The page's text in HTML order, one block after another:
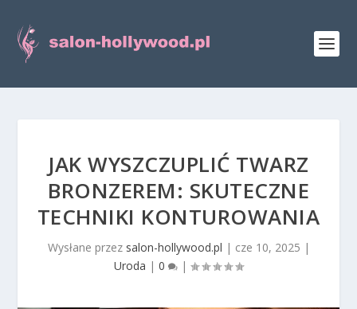
JAK WYSZCZUPLIĆ TWARZ
BRONZEREM: SKUTECZNE
TECHNIKI KONTUROWANIA
Wysłane przez salon-hollywood.pl | cze 10, 2025 |
Uroda | 0 |